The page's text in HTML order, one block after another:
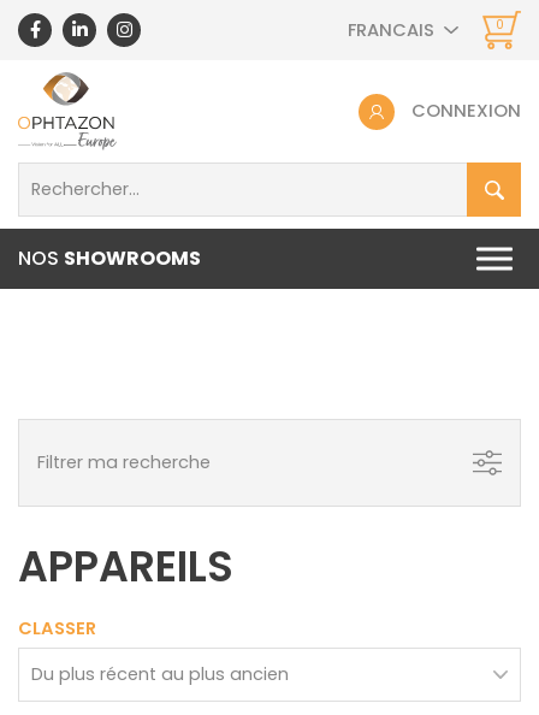
FRANCAIS 0
CONNEXION
NOS SHOWROOMS
Filtrer ma recherche
APPAREILS
CLASSER